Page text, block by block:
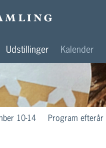
Udstillinger Kalender
10-14 Program